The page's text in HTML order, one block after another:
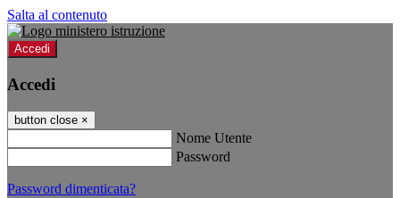
Salta al contenuto
Accedi
Accedi
button close ×
Nome Utente
Password
Password dimenticata?